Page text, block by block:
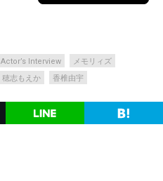
Actor’s Interview
メモリィズ
穂志もえか 香椎由宇